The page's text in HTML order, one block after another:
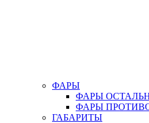
ФАРЫ
ФАРЫ
ФАРЫ
ГАБАРИТЫ